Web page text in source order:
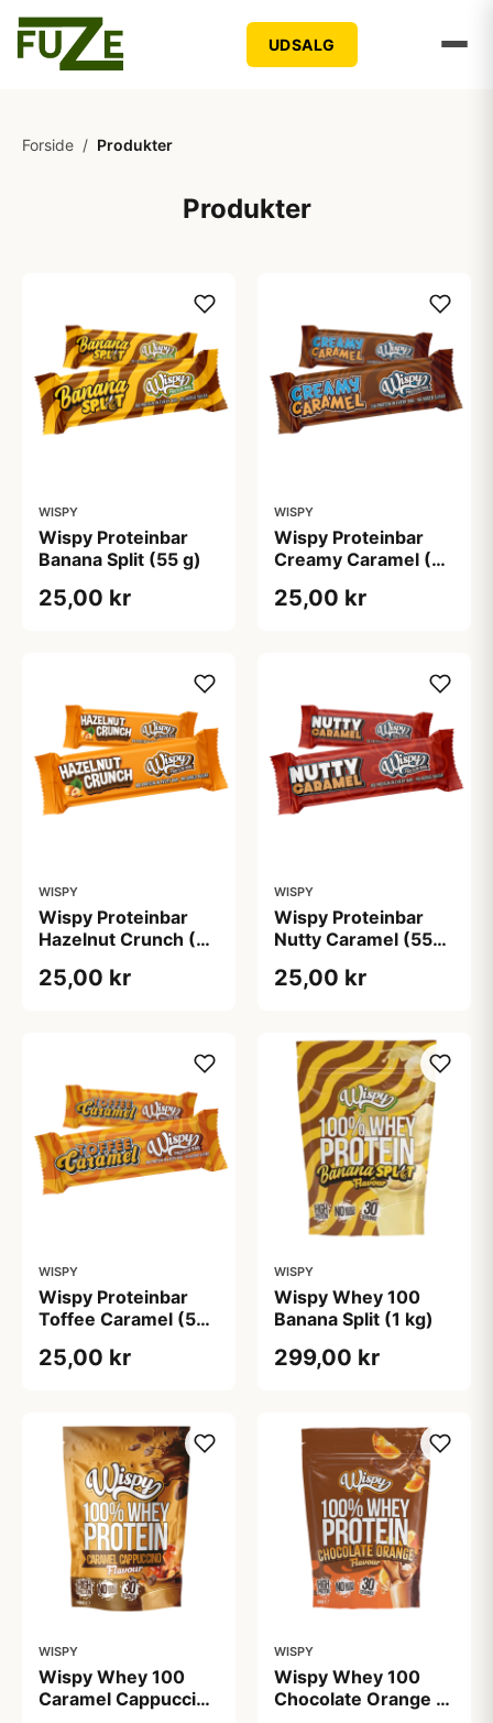
UDSALG
Forside / Produkter
Produkter
WISPY
Wispy Proteinbar
Banana Split (55 g)
25,00 kr
WISPY
Wispy Proteinbar
Creamy Caramel (55
25,00 kr
WISPY
Wispy Proteinbar
Hazelnut Crunch (55
25,00 kr
WISPY
Wispy Proteinbar
Nutty Caramel (55
25,00 kr
WISPY
Wispy Proteinbar
Toffee Caramel (55
25,00 kr
WISPY
Wispy Whey 100
Banana Split (1 kg)
299,00 kr
WISPY
Wispy Whey 100
Caramel Cappuccino
WISPY
Wispy Whey 100
Chocolate Orange (1